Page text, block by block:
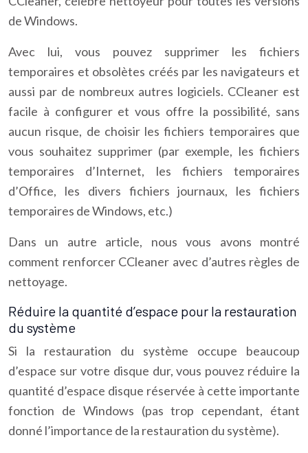
de Windows.
Avec lui, vous pouvez supprimer les fichiers
temporaires et obsolètes créés par les navigateurs et
aussi par de nombreux autres logiciels. CCleaner est
facile à configurer et vous offre la possibilité, sans
aucun risque, de choisir les fichiers temporaires que
vous souhaitez supprimer (par exemple, les fichiers
temporaires d’Internet, les fichiers temporaires
d’Office, les divers fichiers journaux, les fichiers
temporaires de Windows, etc.)
Dans un autre article, nous vous avons montré
comment renforcer CCleaner avec d’autres règles de
nettoyage.
Réduire la quantité d’espace pour la restauration
du système
Si la restauration du système occupe beaucoup
d’espace sur votre disque dur, vous pouvez réduire la
quantité d’espace disque réservée à cette importante
fonction de Windows (pas trop cependant, étant
donné l’importance de la restauration du système).